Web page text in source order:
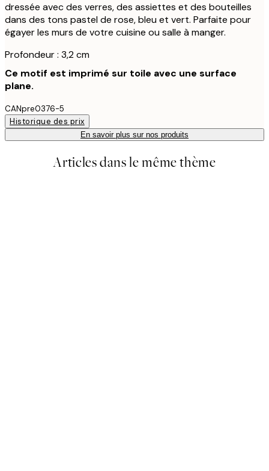
dressée avec des verres, des assiettes et des bouteilles
dans des tons pastel de rose, bleu et vert. Parfaite pour
égayer les murs de votre cuisine ou salle à manger.
Profondeur : 3,2 cm
Ce motif est imprimé sur toile avec une surface
plane.
CANpre0376-5
Historique des prix
En savoir plus sur nos produits
Articles dans le même thème